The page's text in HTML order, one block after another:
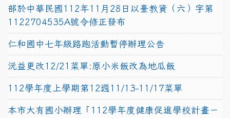
部於中華民國112年11月28日以臺教資（六）字第
1122704535A號令修正發布
仁和國中七年級路跑活動暫停辦理公告
沅益更改12/21菜單:原小米飯改為地瓜飯
112學年度上學期第12週11/13-11/17菜單
本市大有國小辦理「112學年度健康促進學校計畫－